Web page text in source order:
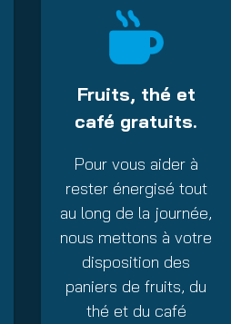
Fruits, thé et
café gratuits.
Pour vous aider à
rester énergisé tout
au long de la journée,
nous mettons à votre
disposition des
paniers de fruits, du
thé et du café